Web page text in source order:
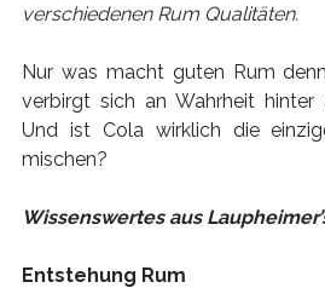
verschiedenen Rum Qualitäten.
Nur was macht guten Rum
verbirgt sich an Wahrheit hinter
Und ist Cola wirklich die
mischen?
Wissenswertes aus
Entstehung Rum